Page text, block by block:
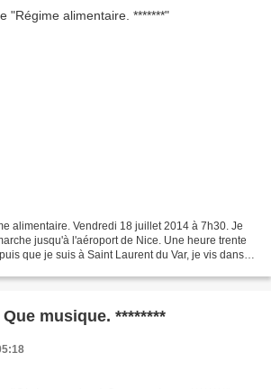
alimentaire. Vendredi 18 juillet 2014 à 7h30. Je
jusqu'à l'aéroport de Nice. Une heure trente
que je suis à Saint Laurent du Var, je vis dans
Oh happy day ! Que musique. ********